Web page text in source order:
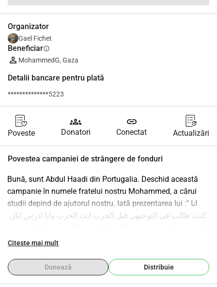
Organizator
Gael Fichet
Beneficiarinfo
MohammedG, Gaza
Detalii bancare pentru plată
**************5223
Poveste
groups
Donatori
link
Conectat Actualizări
Povestea campaniei de strângere de fonduri
Bună, sunt Abdul Haadi din Portugalia. Deschid această
campanie în numele fratelui nostru Mohammed, a cărui
studii depind de ajutorul nostru. Iată prezentarea lui :"انا
وقصف وفي 11/10/2025 لقد حاصرنا جيش الاحتلال في بيت
لدي وكنت بكل صعوبة ادلب الطعام بالذهاب للمساعدات التي
Citeste mai mult
Donează Distribuie